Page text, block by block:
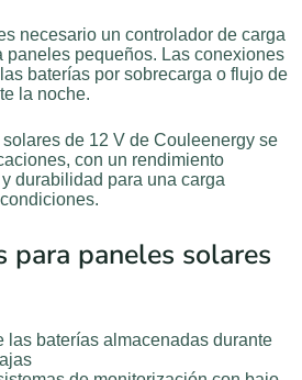
necesario un controlador de carga
paneles pequeños. Las conexiones
baterías por sobrecarga o flujo de
la noche.
de 12 V de Couleenergy se
con un rendimiento
durabilidad para una carga
para paneles solares
las baterías almacenadas durante